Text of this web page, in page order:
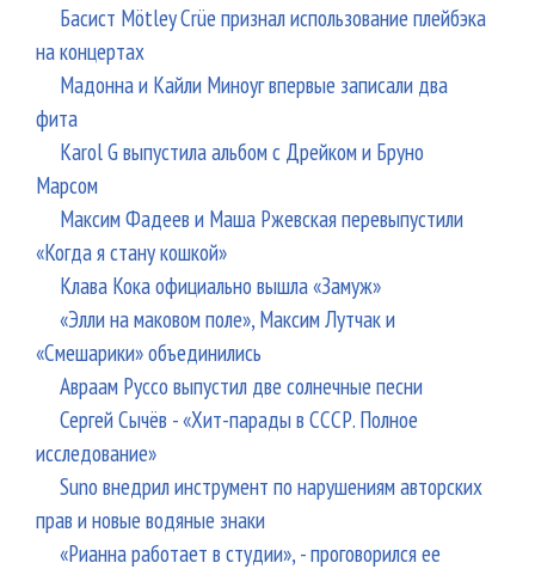
Басист Mötley Crüe признал использование плейбэка
на концертах
Мадонна и Кайли Миноуг впервые записали два
фита
Karol G выпустила альбом с Дрейком и Бруно
Марсом
Максим Фадеев и Маша Ржевская перевыпустили
«Когда я стану кошкой»
Клава Кока официально вышла «Замуж»
«Элли на маковом поле», Максим Лутчак и
«Смешарики» объединились
Авраам Руссо выпустил две солнечные песни
Сергей Сычёв - «Хит-парады в СССР. Полное
исследование»
Suno внедрил инструмент по нарушениям авторских
прав и новые водяные знаки
«Рианна работает в студии», - проговорился ее